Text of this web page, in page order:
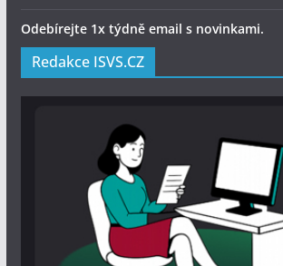
Odebírejte 1x týdně email s novinkami.
Redakce ISVS.CZ